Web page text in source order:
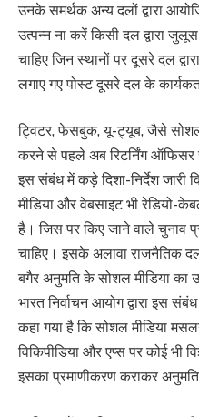
उनके समर्थक अन्य दलों द्वारा
उत्पन्न ना करें किसी दल द्वारा
चाहिए जिन स्थानों पर दूसरे दल
लगाए गए पोस्ट दूसरे दल के
ट्विटर, फेसबुक, यू-ट्यूब, जैसे सोशल
करने से पहले अब रिटर्निंग
इस संबंध में कड़े दिशा-निर्देश जारी
मीडिया और वेबसाइट भी रेडियो-
है। जिस पर किए जाने वाले चुनाव
चाहिए। इसके अलावा राजनैतिक
बगैर अनुमति के सोशल मीडिया का
भारत निर्वाचन आयोग द्वारा इस
कहा गया है कि सोशल मीडिया
विकिपीडिया और एप्स पर कोई भी
इसका प्रमाणीकरण कराकर